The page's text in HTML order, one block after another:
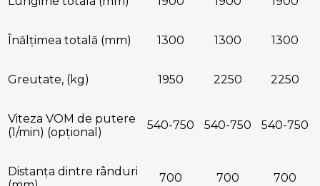
Înălțimea totală (mm) 1300 1300 1300
Greutate, (kg) 1950 2250 2250
Viteza VOM de putere
(1/min) (opțional)
540-750 540-750 540-750
Distanța dintre rânduri
700 700 700